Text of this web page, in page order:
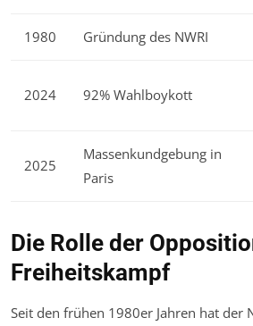
1980 Gründung des NWRI
2024 92% Wahlboykott
2025
Massenkundgebung in
Paris
Die Rolle der
Freiheitskampf
Seit den frühen 1980er Jahren hat der